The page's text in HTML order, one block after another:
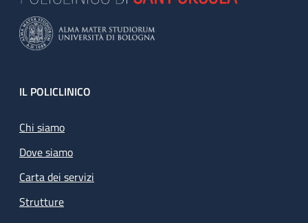
Footer
IL POLICLINICO
Chi siamo
Dove siamo
Carta dei servizi
Strutture